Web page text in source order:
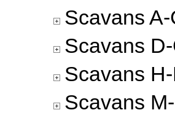
Scavans
Scavans
Scavans
Scavans